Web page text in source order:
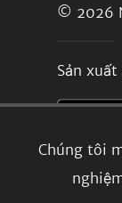
Chúng tôi
© 2026
Sản xuất